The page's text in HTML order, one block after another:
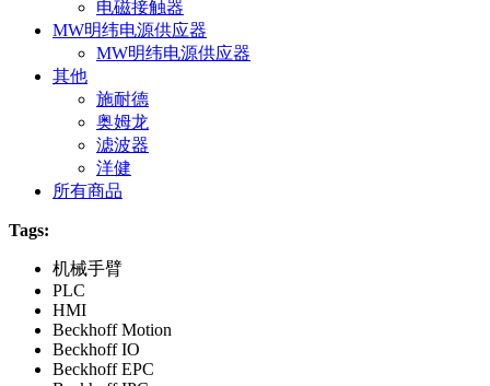
电磁接触器
MW明纬电源供应器
MW明纬电源供应器
其他
施耐德
奥姆龙
滤波器
洋健
所有商品
Tags:
机械手臂
PLC
HMI
Beckhoff Motion
Beckhoff IO
Beckhoff EPC